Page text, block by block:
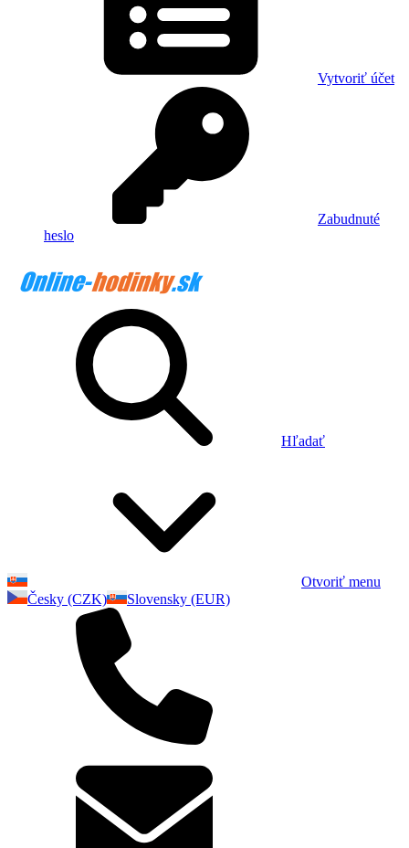
Vytvoriť účet
Zabudnuté
heslo
Hľadať
Otvoriť menu
Česky (CZK)
Slovensky (EUR)